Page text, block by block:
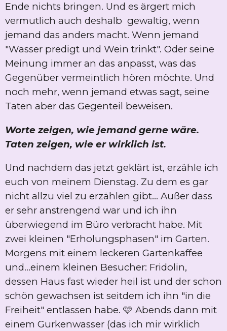
Ende nichts bringen. Und es ärgert mich
vermutlich auch deshalb gewaltig, wenn
jemand das anders macht. Wenn jemand
"Wasser predigt und Wein trinkt". Oder seine
Meinung immer an das anpasst, was das
Gegenüber vermeintlich hören möchte. Und
noch mehr, wenn jemand etwas sagt, seine
Taten aber das Gegenteil beweisen.
Worte zeigen, wie jemand gerne wäre.
Taten zeigen, wie er wirklich ist.
Und nachdem das jetzt geklärt ist, erzähle ich
euch von meinem Dienstag. Zu dem es gar
nicht allzu viel zu erzählen gibt... Außer dass
er sehr anstrengend war und ich ihn
überwiegend im Büro verbracht habe. Mit
zwei kleinen "Erholungsphasen" im Garten.
Morgens mit einem leckeren Gartenkaffee
und...einem kleinen Besucher: Fridolin,
dessen Haus fast wieder heil ist und der schon
schön gewachsen ist seitdem ich ihn "in die
Freiheit" entlassen habe. 🩷 Abends dann mit
einem Gurkenwasser (das ich mir wirklich